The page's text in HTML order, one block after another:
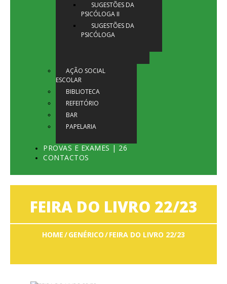
SUGESTÕES DA
PSICÓLOGA II
SUGESTÕES DA
PSICÓLOGA
AÇÃO SOCIAL
ESCOLAR
BIBLIOTECA
REFEITÓRIO
BAR
PAPELARIA
PROVAS E EXAMES | 26
CONTACTOS
FEIRA DO LIVRO 22/23
HOME GENÉRICO FEIRA DO LIVRO 22/23